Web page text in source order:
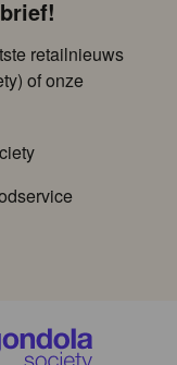
retailnieuws
of onze